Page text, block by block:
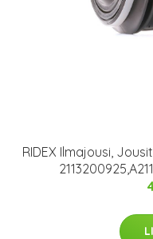
RIDEX Ilmajousi,